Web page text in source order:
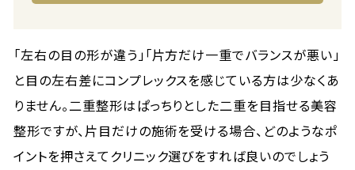
「左右の目の形が違う」「片方だけ一重でバランスが悪い」
と目の左右差にコンプレックスを感じている方は少なくあ
りません。二重整形はぱっちりとした二重を目指せる美容
整形ですが、片目だけの施術を受ける場合、どのようなポ
イントを押さえてクリニック選びをすれば良いのでしょう